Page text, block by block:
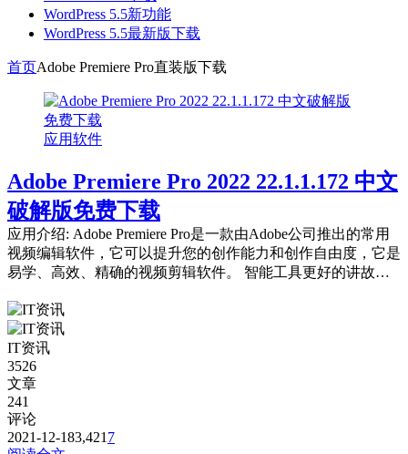
WordPress 5.5新功能
WordPress 5.5最新版下载
首页Adobe Premiere Pro直装版下载
应用软件
Adobe Premiere Pro 2022 22.1.1.172 中文
破解版免费下载
应用介绍: Adobe Premiere Pro是一款由Adobe公司推出的常用
视频编辑软件，它可以提升您的创作能力和创作自由度，它是
易学、高效、精确的视频剪辑软件。 智能工具更好的讲故
IT资讯
3526
文章
241
评论
2021-12-183,421 7